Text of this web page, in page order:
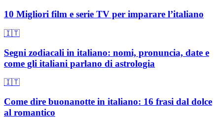
10 Migliori film e serie TV per imparare l’italiano
🇮🇹
Segni zodiacali in italiano: nomi, pronuncia, date e
come gli italiani parlano di astrologia
🇮🇹
Come dire buonanotte in italiano: 16 frasi dal dolce
al romantico